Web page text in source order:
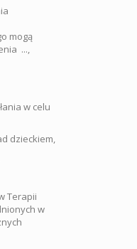
mogą
...,
w celu
dzieckiem,
Terapii
w